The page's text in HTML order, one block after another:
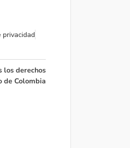
privacidad
los derechos
de Colombia